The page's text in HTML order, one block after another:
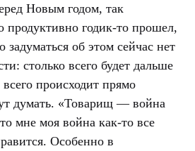
Новым годом, так
продуктивно годик-то прошел,
об этом сейчас нет
столько всего будет дальше
происходит прямо
думать. «Товарищ — война
мне моя война как-то все
Особенно в